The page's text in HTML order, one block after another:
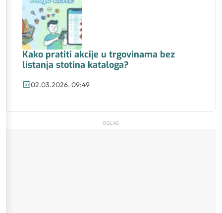
Kako pratiti akcije u trgovinama bez
listanja stotina kataloga?
02.03.2026. 09:49
OGLAS